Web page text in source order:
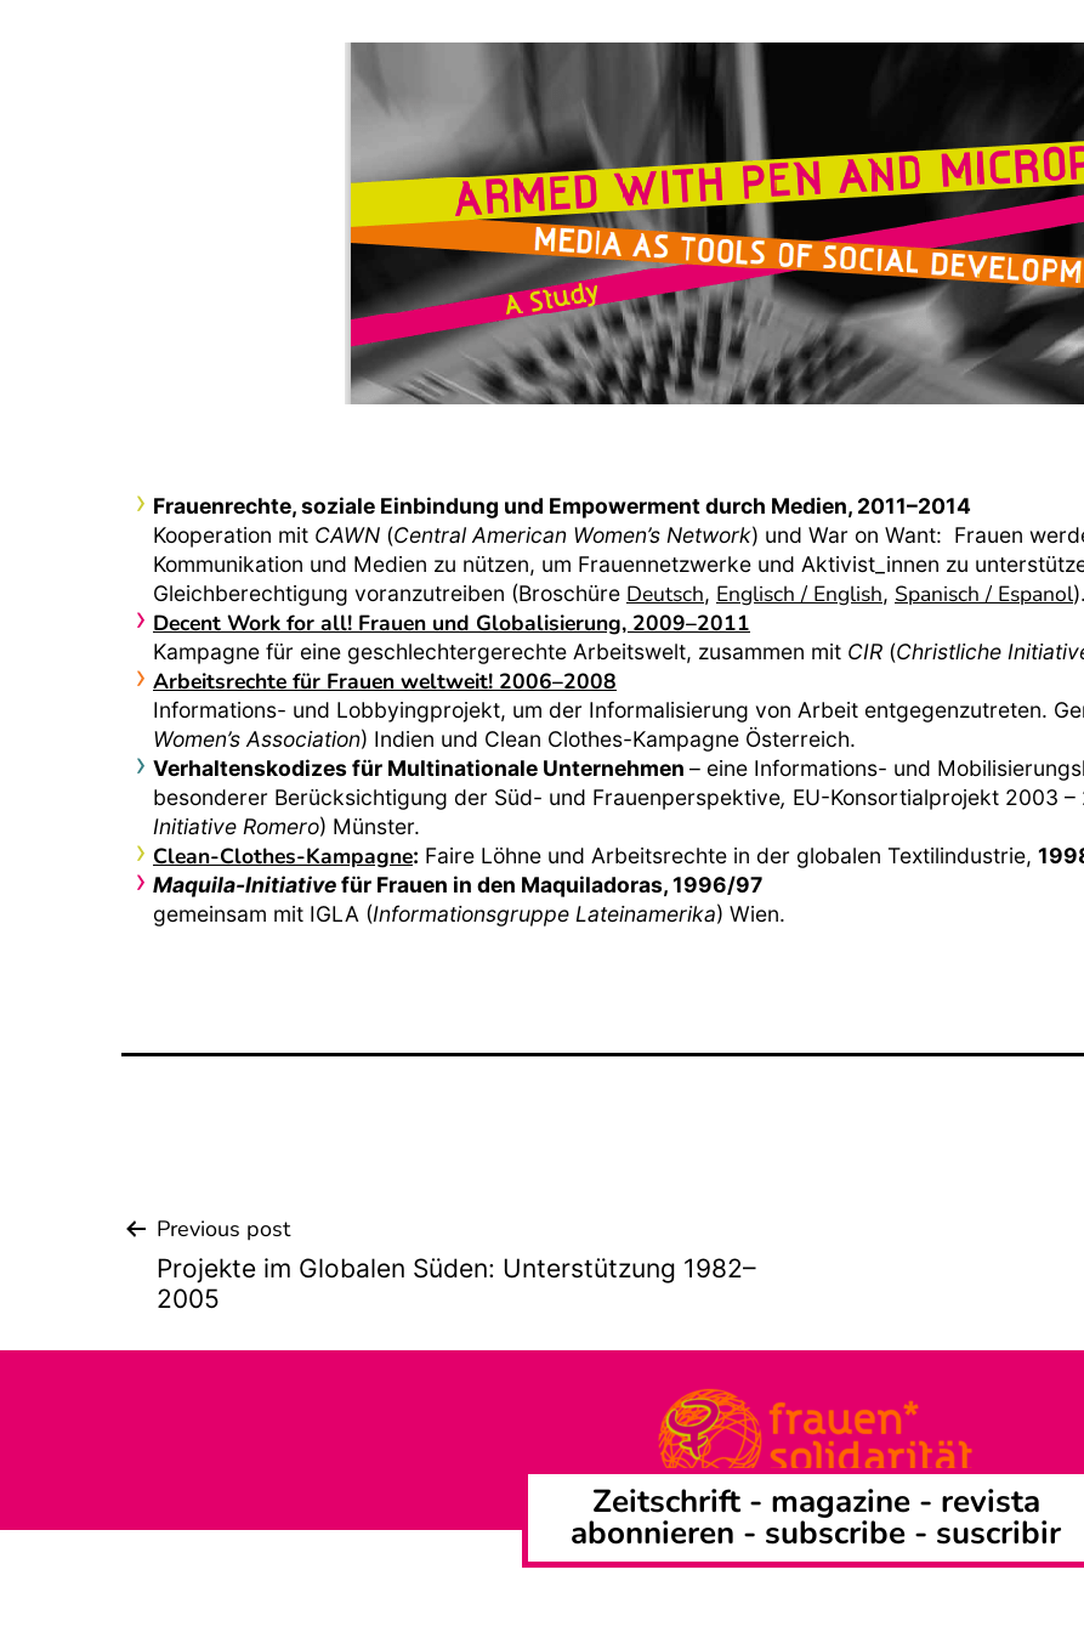
Frauenrechte, soziale Einbindung und Empowerment durch Medien, 2011–2014
Kooperation mit CAWN (Central American Women’s Network) und War on Want: Frauen
Kommunikation und Medien zu nützen, um Frauennetzwerke und Aktivist_innen zu
Gleichberechtigung voranzutreiben (Broschüre Deutsch, Englisch / English, Spanisch / Espanol).
Decent Work for all! Frauen und Globalisierung, 2009–2011
Kampagne für eine geschlechtergerechte Arbeitswelt, zusammen mit CIR (Christliche
Arbeitsrechte für Frauen weltweit! 2006–2008
Informations- und Lobbyingprojekt, um der Informalisierung von Arbeit entgegenzutreten.
Women’s Association) Indien und Clean Clothes-Kampagne Österreich.
Verhaltenskodizes für Multinationale Unternehmen – eine Informations- und
besonderer Berücksichtigung der Süd- und Frauenperspektive, EU-Konsortialprojekt 2003 –
Initiative Romero) Münster.
Clean-Clothes-Kampagne: Faire Löhne und Arbeitsrechte in der globalen Textilindustrie,
Maquila-Initiativefür Frauen in den Maquiladoras, 1996/97
gemeinsam mit IGLA (Informationsgruppe Lateinamerika) Wien.
Beitrags-
Navigation
Previous post
Projekte im Globalen Süden: Unterstützung 1982–
2005
Zeitschrift - magazine - revista
abonnieren - subscribe - suscribir